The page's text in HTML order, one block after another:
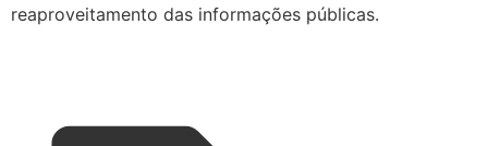
reaproveitamento das informações públicas.